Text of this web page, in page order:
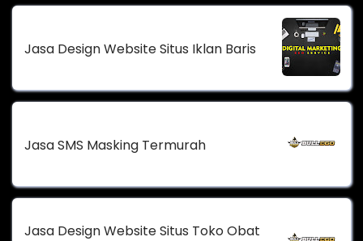
Jasa Design Website Situs Iklan Baris
Jasa SMS Masking Termurah
Jasa Design Website Situs Toko Obat